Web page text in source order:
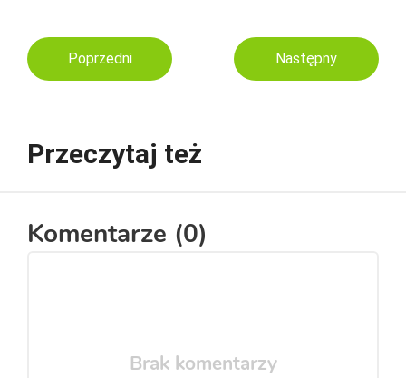
Poprzedni Następny
Przeczytaj też
Komentarze (0)
Brak komentarzy